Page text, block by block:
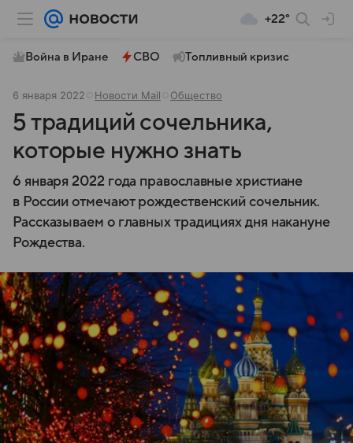
+22°
Война в Иране СВО Топливный кризис
6 января 2022 Новости Mail Общество
5 традиций сочельника,
которые нужно знать
6 января 2022 года православные христиане
в России отмечают рождественский сочельник.
Рассказываем о главных традициях дня накануне
Рождества.